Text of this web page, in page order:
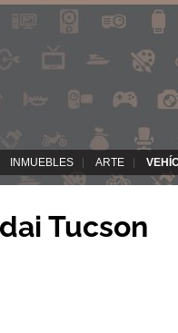
INMUEBLES ARTE
Tucson